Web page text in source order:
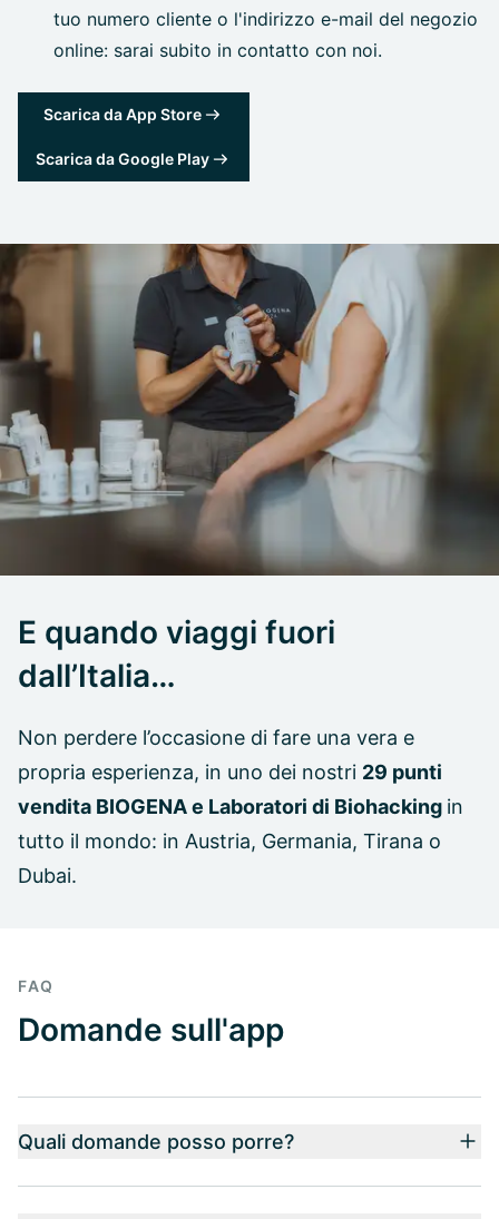
tuo numero cliente o l'indirizzo e-mail del negozio
online: sarai subito in contatto con noi.
Scarica da App Store
Scarica da Google Play
E quando viaggi fuori
dall’Italia…
Non perdere l’occasione di fare una vera e
propria esperienza, in uno dei nostri 29 punti
vendita BIOGENA e Laboratori di Biohacking in
tutto il mondo: in Austria, Germania, Tirana o
Dubai.
FAQ
Domande sull'app
Quali domande posso porre?